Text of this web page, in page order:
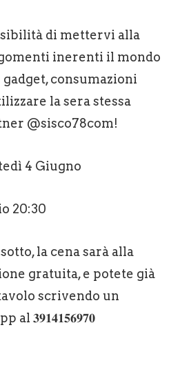
di mettervi alla
inerenti il mondo
consumazioni
la sera stessa
@sisco78com!
4 Giugno
20:30
la cena sarà alla
gratuita, e potete già
scrivendo un
al 𝟑𝟗𝟏𝟒𝟏𝟓𝟔𝟗𝟕𝟎